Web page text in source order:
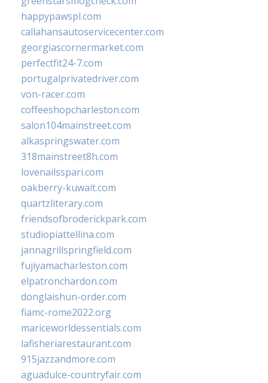
happypawspl.com
callahansautoservicecenter.com
georgiascornermarket.com
perfectfit24-7.com
portugalprivatedriver.com
von-racer.com
coffeeshopcharleston.com
salon104mainstreet.com
alkaspringswater.com
318mainstreet8h.com
lovenailsspari.com
oakberry-kuwait.com
quartzliterary.com
friendsofbroderickpark.com
studiopiattellina.com
jannagrillspringfield.com
fujiyamacharleston.com
elpatronchardon.com
donglaishun-order.com
fiamc-rome2022.org
mariceworldessentials.com
lafisheriarestaurant.com
915jazzandmore.com
aguadulce-countryfair.com